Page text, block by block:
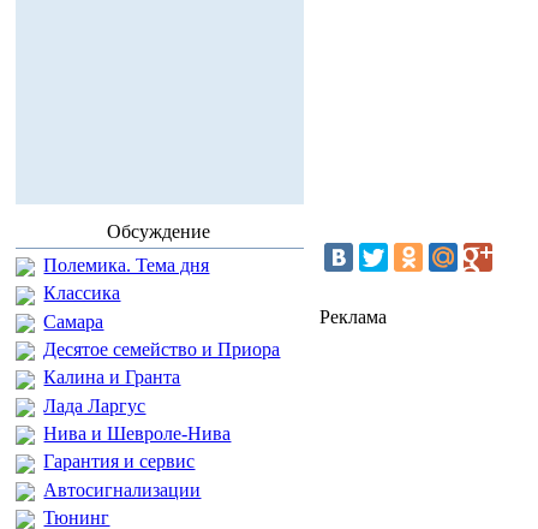
Обсуждение
Полемика. Тема дня
Классика
Самара
Десятое семейство и Приора
Калина и Гранта
Лада Ларгус
Нива и Шевроле-Нива
Гарантия и сервис
Автосигнализации
Тюнинг
Реклама